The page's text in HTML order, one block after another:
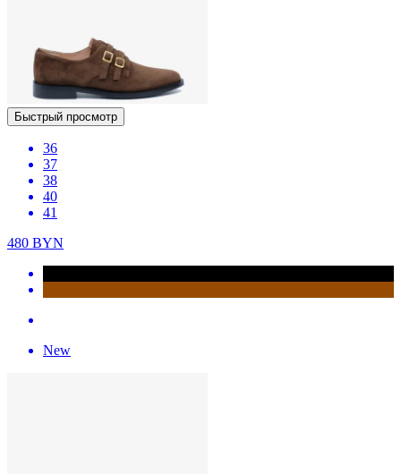
Быстрый просмотр
36
37
38
40
41
480 BYN
New